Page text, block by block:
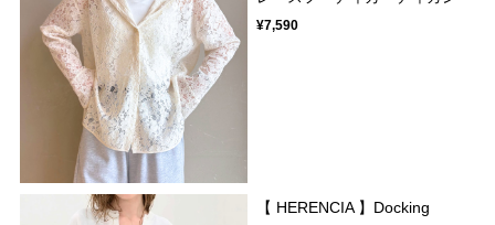
¥7,590
【 HERENCIA 】Docking